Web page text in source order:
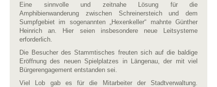
Eine sinnvolle und zeitnahe Lösung für die
Amphibienwanderung zwischen Schreinersteich und dem
Sumpfgebiet im sogenannten „Hexenkeller“ mahnte Günther
Heinrich an. Hier seien insbesondere neue Leitsysteme
erforderlich.
Die Besucher des Stammtisches freuten sich auf die baldige
Eröffnung des neuen Spielplatzes in Längenau, der mit viel
Bürgerengagement entstanden sei.
Viel Lob gab es für die Mitarbeiter der Stadtverwaltung.